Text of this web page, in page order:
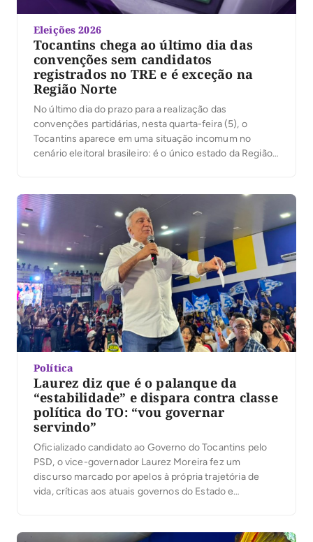
Eleições 2026
Tocantins chega ao último dia das
convenções sem candidatos
registrados no TRE e é exceção na
Região Norte
No último dia do prazo para a realização das
convenções partidárias, nesta quarta-feira (5), o
Tocantins aparece em uma situação incomum no
cenário eleitoral brasileiro: é o único estado da Região
oficial do Tribunal Superior Eleitoral (TSE) que reúne os
pedidos de registro […]
Política
Laurez diz que é o palanque da
“estabilidade” e dispara contra classe
política do TO: “vou governar
servindo”
Oficializado candidato ao Governo do Tocantins pelo
PSD, o vice-governador Laurez Moreira fez um
discurso marcado por apelos à própria trajetória de
vida, críticas aos atuais governos do Estado e
que pretende inaugurar “um novo tempo” no Tocantins